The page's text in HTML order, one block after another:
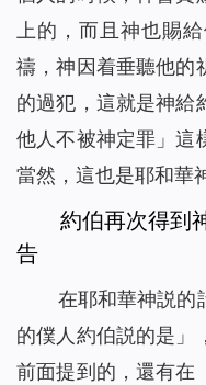
上的，而且神也賜
禱，神因着垂聽他的
的過犯，這就是神給
他人不被神定罪」這
當然，這也是耶和華
約伯再次得到
告
在耶和華神説的
的僕人約伯説的是」
前面提到的，還有在